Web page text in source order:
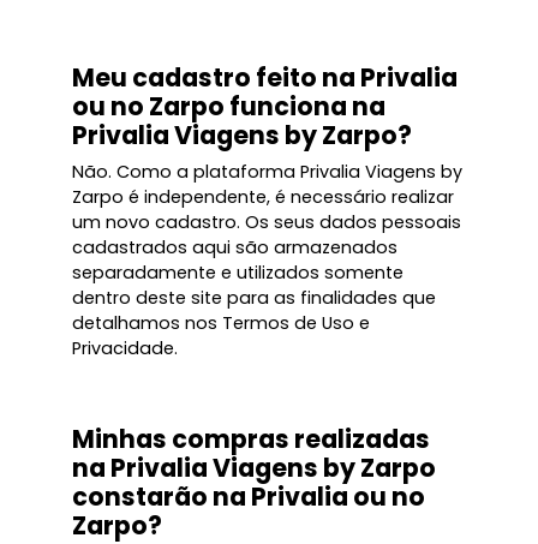
Meu cadastro feito na Privalia
ou no Zarpo funciona na
Privalia Viagens by Zarpo?
Não. Como a plataforma Privalia Viagens by
Zarpo é independente, é necessário realizar
um novo cadastro. Os seus dados pessoais
cadastrados aqui são armazenados
separadamente e utilizados somente
dentro deste site para as finalidades que
detalhamos nos Termos de Uso e
Privacidade.
Minhas compras realizadas
na Privalia Viagens by Zarpo
constarão na Privalia ou no
Zarpo?